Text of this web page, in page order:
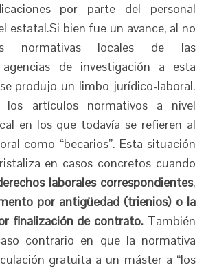
por parte del personal
estatal.Si bien fue un avance, al no
normativas locales de las
de investigación a esta
produjo un limbo jurídico-laboral.
los artículos normativos a nivel
en los que todavía se refieren al
como “becarios”. Esta situación
en casos concretos cuando
laborales correspondientes,
por antigüedad (trienios) o la
finalización de contrato. También
contrario en que la normativa
gratuita a un máster a “los